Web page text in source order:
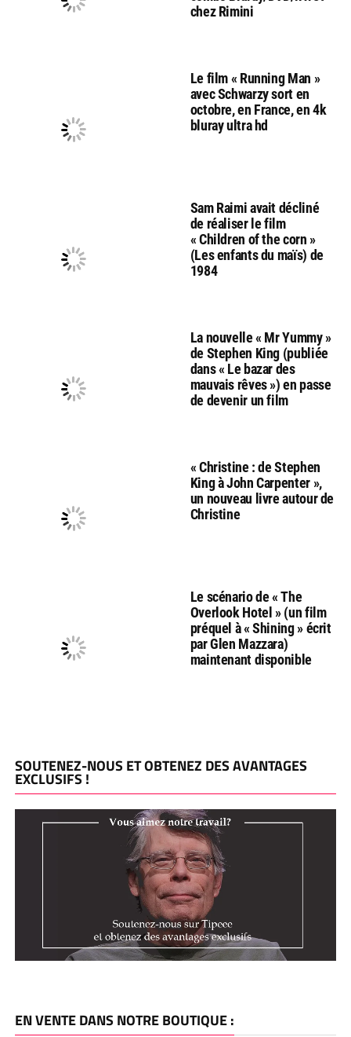
chez Rimini
Le film « Running Man »
avec Schwarzy sort en
octobre, en France, en 4k
bluray ultra hd
Sam Raimi avait décliné
de réaliser le film
« Children of the corn »
(Les enfants du maïs) de
1984
La nouvelle « Mr Yummy »
de Stephen King (publiée
dans « Le bazar des
mauvais rêves ») en passe
de devenir un film
« Christine : de Stephen
King à John Carpenter »,
un nouveau livre autour de
Christine
Le scénario de « The
Overlook Hotel » (un film
préquel à « Shining » écrit
par Glen Mazzara)
maintenant disponible
SOUTENEZ-NOUS ET OBTENEZ DES AVANTAGES
EXCLUSIFS !
EN VENTE DANS NOTRE BOUTIQUE :